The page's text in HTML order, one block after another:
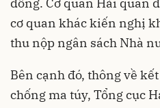
cơ quan khác kiến nghị
thu nộp ngân sách Nhà
Bên cạnh đó, thông về
chống ma túy, Tổng cục